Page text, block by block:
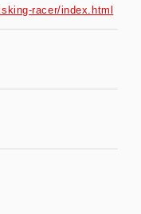
racer/index.html